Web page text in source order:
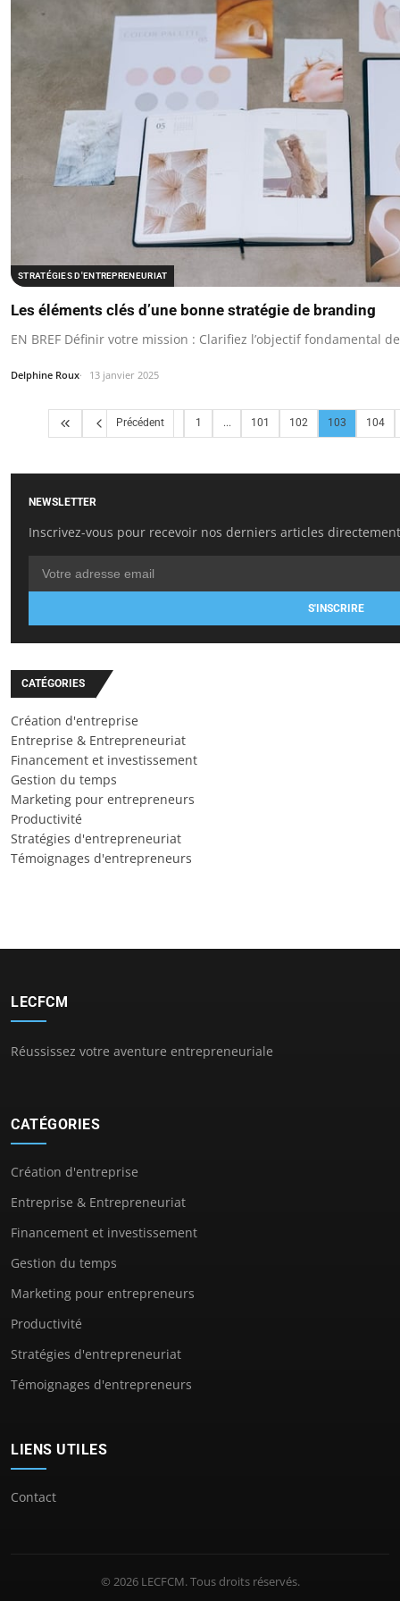
STRATÉGIES D'ENTREPRENEURIAT
Les éléments clés d’une bonne stratégie de branding
EN BREF Définir votre mission : Clarifiez l’objectif fondamental
Delphine Roux 13 janvier 2025
Précédent 1 ... 101 102 103 104
NEWSLETTER
Inscrivez-vous pour recevoir nos derniers articles
S'INSCRIRE
CATÉGORIES
Création d'entreprise
Entreprise & Entrepreneuriat
Financement et investissement
Gestion du temps
Marketing pour entrepreneurs
Productivité
Stratégies d'entrepreneuriat
Témoignages d'entrepreneurs
LECFCM
Réussissez votre aventure entrepreneuriale
CATÉGORIES
Création d'entreprise
Entreprise & Entrepreneuriat
Financement et investissement
Gestion du temps
Marketing pour entrepreneurs
Productivité
Stratégies d'entrepreneuriat
Témoignages d'entrepreneurs
LIENS UTILES
Contact
© 2026 LECFCM. Tous droits réservés.